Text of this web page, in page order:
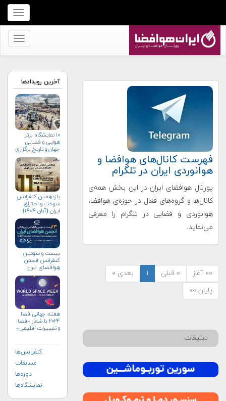
برای
نمایش
منو
برای
کنید
فهرست کانال‌های هوافضا و
هوانوردی ایران در تلگرام
پورتال هوافضای ایران در این بخش همه‌ی
کانال‌ها و گروه‌های فعال در حوزه‌ی هوافضا،
هوانوردی و فضایی در تلگرام را معرفی
می‌نماید.
«« آغاز « قبلی ۱
بعدی »
پایان »»
تبلیغات
آخرین رویدادها
۱۰ نمایشگاه برتر
هوایی و فضایی
جهان و تاریخ برگزاری
آن‌ها
یازدهمین کنفرانس
سوخت و احتراق
ایران (آبان‌ ۱۴۰۴)
بیست و سومین
کنفرانس انجمن
هوافضای ايران
هفته جهانی فضا
۲۰۲۴ با شعار «فضا
و تغییرات اقلیمی»
کنفرانس‌ها
مسابقات
دوره‌ها
نمایشگاه‌ها